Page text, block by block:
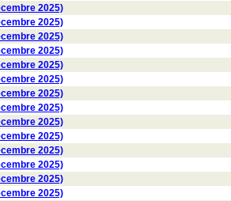
2025)
2025)
2025)
2025)
2025)
2025)
2025)
2025)
2025)
2025)
2025)
2025)
2025)
2025)